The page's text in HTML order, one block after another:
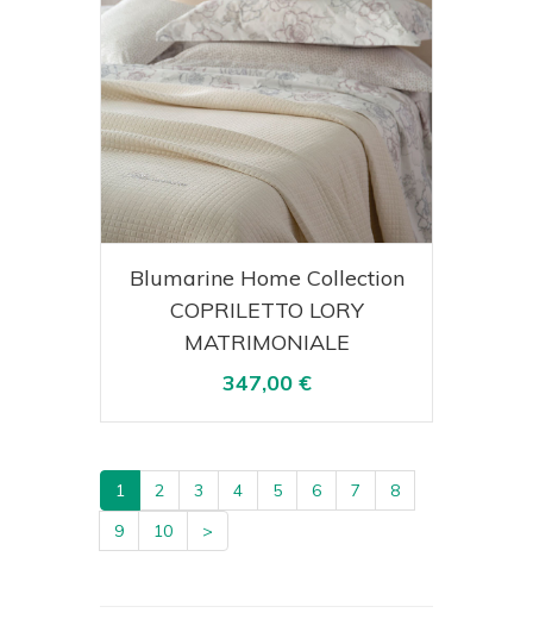
Acquista Visualizza
Blumarine Home Collection
COPRILETTO LORY
MATRIMONIALE
347,00 €
1 2 3 4 5 6 7
8
9
10 >